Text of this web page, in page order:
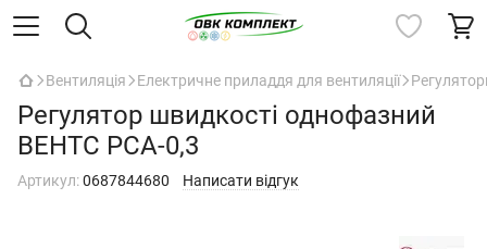
Вентиляція Електричне приладдя для вентиляції
Регулятор швидкості однофазний
ВЕНТС РСА-0,3
Артикул:0687844680 Написати відгук